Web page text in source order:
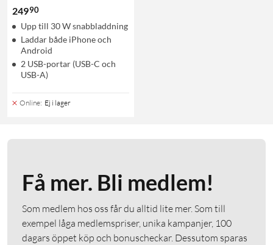
24990
Upp till 30 W snabbladdning
Laddar både iPhone och
Android
2 USB-portar (USB-C och
USB-A)
Online: Ej i lager
Få mer. Bli medlem!
Som medlem hos oss får du alltid lite mer. Som till
exempel låga medlemspriser, unika kampanjer, 100
dagars öppet köp och bonuscheckar. Dessutom sparas